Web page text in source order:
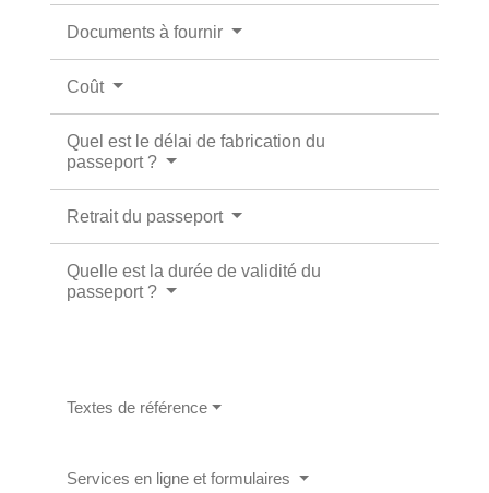
Documents à fournir
Coût
Quel est le délai de fabrication du
passeport ?
Retrait du passeport
Quelle est la durée de validité du
passeport ?
Textes de référence
Services en ligne et formulaires